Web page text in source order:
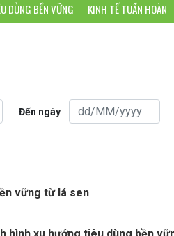
DÙNG BỀN VỮNG KINH TẾ TUẦN HOÀN
Đến ngày
vững từ lá sen